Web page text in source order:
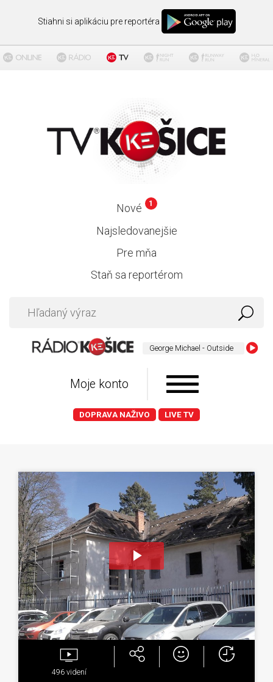
Stiahni si aplikáciu pre reportéra
Nové 1
Najsledovanejšie
Pre mňa
Staň sa reportérom
George Michael - Outside
Moje konto
DOPRAVA NAŽIVO LIVE TV
Play
Video
496videní